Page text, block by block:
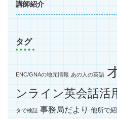
講師紹介
タグ
ENC/GNAの地元情報 あの人の英語
ンライン英会話活
タで検証 事務局だより 他所で